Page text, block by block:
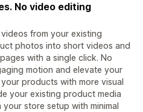
No video editing
from your existing
photos into short videos and
with a single click. No
motion and elevate your
products with more visual
your existing product media
store setup with minimal